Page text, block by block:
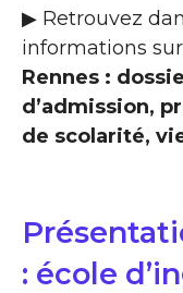
▶ Retrouvez
informations sur
Rennes :
d’admission,
de scolarité,
: école